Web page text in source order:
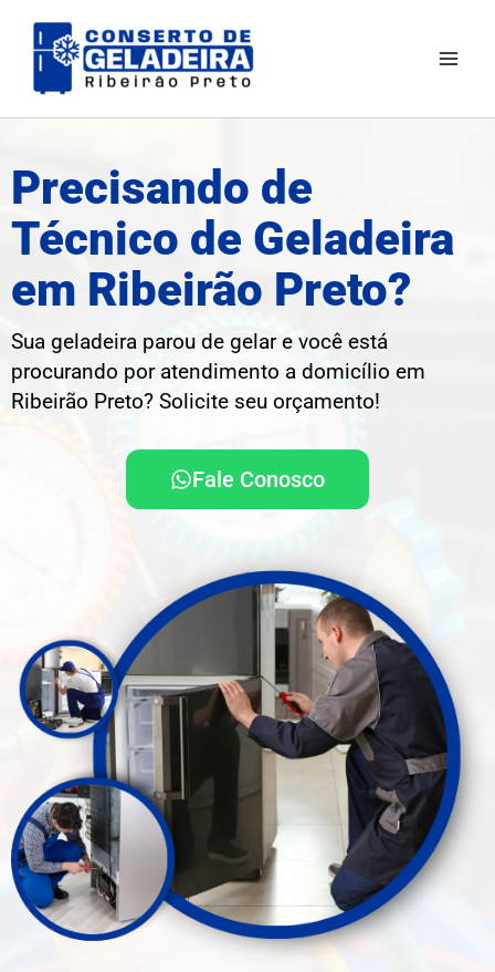
para
Precisando de
Técnico de Geladeira
em Ribeirão Preto?
Sua geladeira parou de gelar e você está
procurando por atendimento a domicílio em
Ribeirão Preto? Solicite seu orçamento!
Fale Conosco